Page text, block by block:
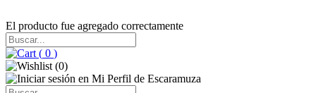
El producto fue agregado correctamente
( 0 )
(0)